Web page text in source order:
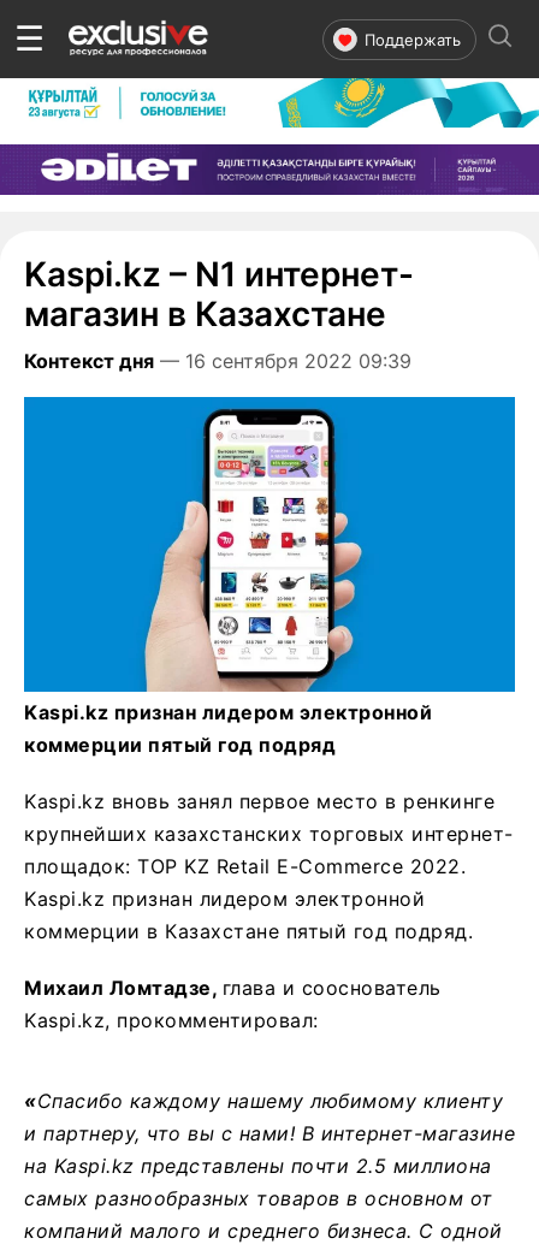
☰ Поддержать
Kaspi.kz – N1 интернет-
магазин в Казахстане
Контекст дня — 16 сентября 2022 09:39
Kaspi.kz признан лидером электронной
коммерции пятый год подряд
Kaspi.kz вновь занял первое место в ренкинге
крупнейших казахстанских торговых интернет-
площадок: TOP KZ Retail E-Commerce 2022.
Kaspi.kz признан лидером электронной
коммерции в Казахстане пятый год подряд.
Михаил Ломтадзе, глава и сооснователь
Kaspi.kz, прокомментировал:
«Спасибо каждому нашему любимому клиенту
и партнеру, что вы с нами! В интернет-магазине
на Kaspi.kz представлены почти 2.5 миллиона
самых разнообразных товаров в основном от
компаний малого и среднего бизнеса. С одной